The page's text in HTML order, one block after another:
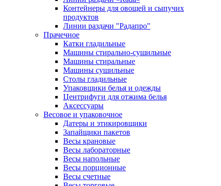
Контейнеры для овощей и сыпучих
продуктов
Линии раздачи "Радапро"
Прачечное
Катки гладильные
Машины стирально-сушильные
Машины стиральные
Машины сушильные
Столы гладильные
Упаковщики белья и одежды
Центрифуги для отжима белья
Аксессуары
Весовое и упаковочное
Датеры и этикировщики
Запайщики пакетов
Весы крановые
Весы лабораторные
Весы напольные
Весы порционные
Весы счетные